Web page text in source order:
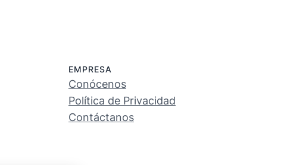
EMPRESA
Conócenos
Política de Privacidad
Contáctanos